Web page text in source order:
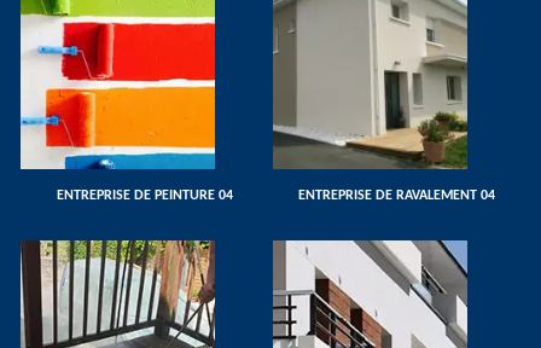
ENTREPRISE DE PEINTURE 04 ENTREPRISE DE RAVALEMENT 04